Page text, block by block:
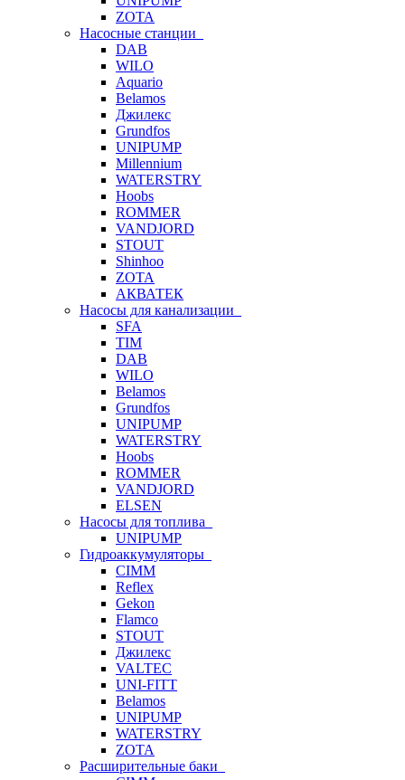
ZOTA
Насосные станции
DAB
WILO
Aquario
Belamos
Джилекс
Grundfos
UNIPUMP
Millennium
WATERSTRY
Hoobs
ROMMER
VANDJORD
STOUT
Shinhoo
ZOTA
АКВАТЕК
Насосы для канализации
SFA
TIM
DAB
WILO
Belamos
Grundfos
UNIPUMP
WATERSTRY
Hoobs
ROMMER
VANDJORD
ELSEN
Насосы для топлива
UNIPUMP
Гидроаккумуляторы
CIMM
Reflex
Gekon
Flamco
STOUT
Джилекс
VALTEC
UNI-FITT
Belamos
UNIPUMP
WATERSTRY
ZOTA
Расширительные баки